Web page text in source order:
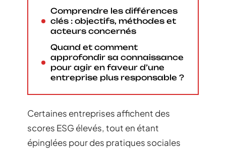
Comprendre les différences
clés : objectifs, méthodes et
acteurs concernés
Quand et comment
approfondir sa connaissance
pour agir en faveur d’une
entreprise plus responsable ?
Certaines entreprises affichent des
scores ESG élevés, tout en étant
épinglées pour des pratiques sociales